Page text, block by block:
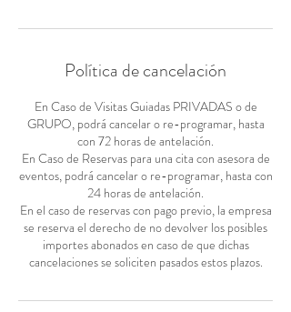
Política de cancelación
En Caso de Visitas Guiadas PRIVADAS o de
GRUPO, podrá cancelar o re-programar, hasta
con 72 horas de antelación.
En Caso de Reservas para una cita con asesora de
eventos, podrá cancelar o re-programar, hasta con
24 horas de antelación.
En el caso de reservas con pago previo, la empresa
se reserva el derecho de no devolver los posibles
importes abonados en caso de que dichas
cancelaciones se soliciten pasados estos plazos.